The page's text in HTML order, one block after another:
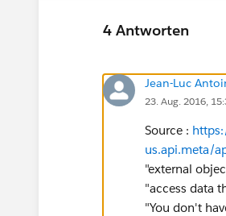
4 Antworten
Jean-Luc
23. Aug. 2016,
Source :
us.api.meta/
"external
"access data
"You don't